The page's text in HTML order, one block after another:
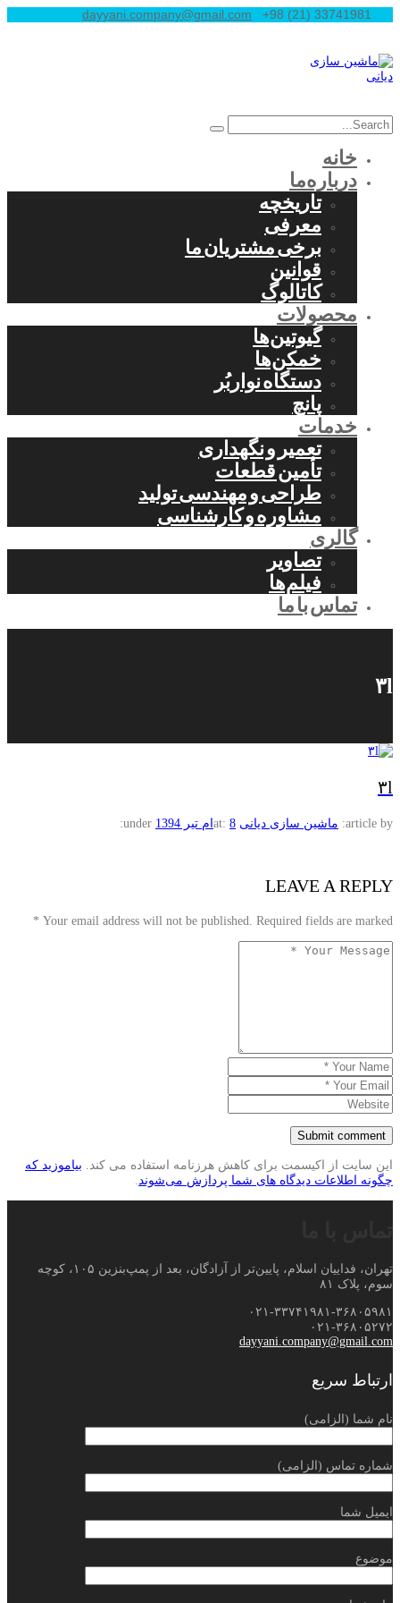
dayyani.company@gmail.com +98 (21) 33741981
خانه
درباره‌ما
تاریخچه
معرفی
برخی مشتریان ما
قوانین
کاتالوگ
محصولات
گیوتین‌ها
خمکن‌ها
دستگاه نواربُر
پانچ
خدمات
تعمیر و نگهداری
تأمین قطعات
طراحی و مهندسی تولید
مشاوره و کارشناسی
گالری
تصاویر
فیلم‌ها
تماس با ما
۳l
۳l
article by: ماشین سازی دیانی at: 8ام تیر 1394 under:
LEAVE A REPLY
Your email address will not be published. Required fields are marked
*
این سایت از اکیسمت برای کاهش هرزنامه استفاده می کند. بیاموزید که
چگونه اطلاعات دیدگاه های شما پردازش می‌شوند
تهران، فداییان اسلام، پایین‌تر از آزادگان، بعد از پمپ‌بنزین ۱۰۵، کوچه
سوم، پلاک ۸۱
۰۲۱-۳۳۷۴۱۹۸۱-۳۶۸۰۵۹۸۱
۰۲۱-۳۶۸۰۵۲۷۲
dayyani.company@gmail.com
ارتباط سریع
نام شما (الزامی)
شماره تماس (الزامی)
ایمیل شما
موضوع